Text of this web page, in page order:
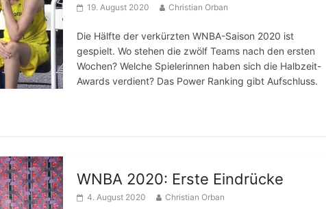
19. August 2020 Christian Orban
Die Hälfte der verkürzten WNBA-Saison 2020 ist
gespielt. Wo stehen die zwölf Teams nach den ersten
Wochen? Welche Spielerinnen haben sich die Halbzeit-
Awards verdient? Das Power Ranking gibt Aufschluss.
WNBA 2020: Erste Eindrücke
4. August 2020 Christian Orban